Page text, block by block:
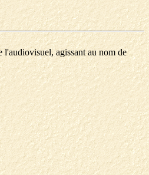
agissant au nom de